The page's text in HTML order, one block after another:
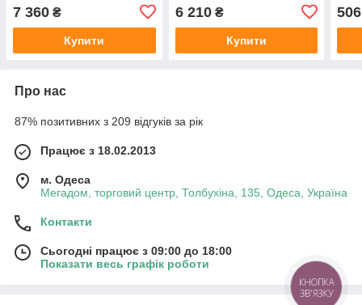
7 360 ₴
Купити
6 210₴
Купити
506
Про нас
87% позитивних з 209 відгуків за рік
Працює з 18.02.2013
м. Одеса
Мегадом, торговий центр, Толбухіна, 135, Одеса, Україна
Контакти
Сьогодні працює з 09:00 до 18:00
Показати весь графік роботи
КНОПКА
ЗВ'ЯЗКУ